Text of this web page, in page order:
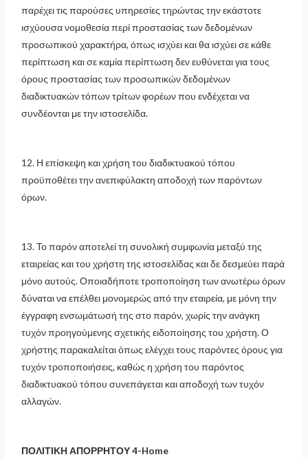
παρέχει τις παρούσες υπηρεσίες τηρώντας την εκάστοτε
ισχύουσα νομοθεσία περί προστασίας των δεδομένων
προσωπικού χαρακτήρα, όπως ισχύει και θα ισχύει σε κάθε
περίπτωση και σε καμία περίπτωση δεν ευθύνεται για τους
όρους προστασίας των προσωπικών δεδομένων
διαδικτυακών τόπων τρίτων φορέων που ενδέχεται να
συνδέονται με την ιστοσελίδα.
12. Η επίσκεψη και χρήση του διαδικτυακού τόπου
προϋποθέτει την ανεπιφύλακτη αποδοχή των παρόντων
όρων.
13. Το παρόν αποτελεί τη συνολική συμφωνία μεταξύ της
εταιρείας και του χρήστη της ιστοσελίδας και δε δεσμεύει παρά
μόνο αυτούς. Οποιαδήποτε τροποποίηση των ανωτέρω όρων
δύναται να επέλθει μονομερώς από την εταιρεία, με μόνη την
έγγραφη ενσωμάτωσή της στο παρόν, χωρίς την ανάγκη
τυχόν προηγούμενης σχετικής ειδοποίησης του χρήστη. Ο
χρήστης παρακαλείται όπως ελέγχει τους παρόντες όρους για
τυχόν τροποποιήσεις, καθώς η χρήση του παρόντος
διαδικτυακού τόπου συνεπάγεται και αποδοχή των τυχόν
αλλαγών.
ΠΟΛΙΤΙΚΗ ΑΠΟΡΡΗΤΟΥ 4-Home